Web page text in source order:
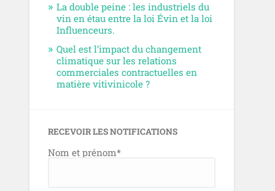
La double peine : les industriels du
vin en étau entre la loi Évin et la loi
Influenceurs.
Quel est l’impact du changement
climatique sur les relations
commerciales contractuelles en
matière vitivinicole ?
RECEVOIR LES NOTIFICATIONS
Nom et prénom*